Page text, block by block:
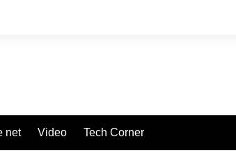
net Video Tech Corner